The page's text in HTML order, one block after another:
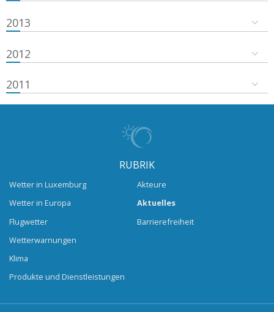
2013
2012
2011
RUBRIK
Wetter in Luxemburg
Wetter in Europa
Flugwetter
Wetterwarnungen
Klima
Produkte und Dienstleistungen
Akteure
Aktuelles
Barrierefreiheit